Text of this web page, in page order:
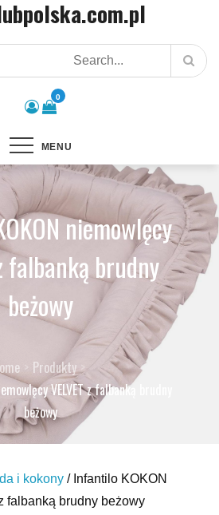
0
MENU
niemowlęcy
falbanką brudny
beżowy
Produkty
VELVET z falbanką brudny
beżowy
i kokony / Infantilo KOKON
falbanką brudny beżowy